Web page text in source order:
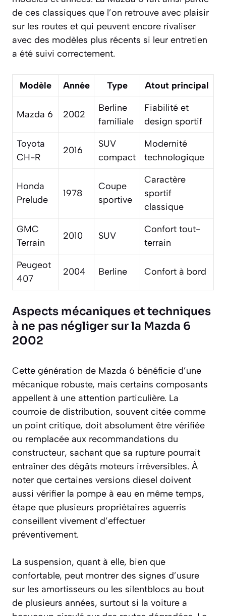
de ces classiques que l’on retrouve avec plaisir
sur les routes et qui peuvent encore rivaliser
avec des modèles plus récents si leur entretien
a été suivi correctement.
Modèle Année Type Atout principal
Mazda 6 2002
Berline
familiale
Fiabilité et
design sportif
Toyota
CH-R
2016
SUV
compact
Modernité
technologique
Honda
Prelude
1978
Coupe
sportive
Caractère
sportif
classique
GMC
Terrain
2010 SUV
Confort tout-
terrain
Peugeot
407
2004 Berline Confort à bord
Aspects mécaniques et techniques
à ne pas négliger sur la Mazda 6
2002
Cette génération de Mazda 6 bénéficie d’une
mécanique robuste, mais certains composants
appellent à une attention particulière. La
courroie de distribution, souvent citée comme
un point critique, doit absolument être vérifiée
ou remplacée aux recommandations du
constructeur, sachant que sa rupture pourrait
entraîner des dégâts moteurs irréversibles. À
noter que certaines versions diesel doivent
aussi vérifier la pompe à eau en même temps,
étape que plusieurs propriétaires aguerris
conseillent vivement d’effectuer
préventivement.
La suspension, quant à elle, bien que
confortable, peut montrer des signes d’usure
sur les amortisseurs ou les silentblocs au bout
de plusieurs années, surtout si la voiture a